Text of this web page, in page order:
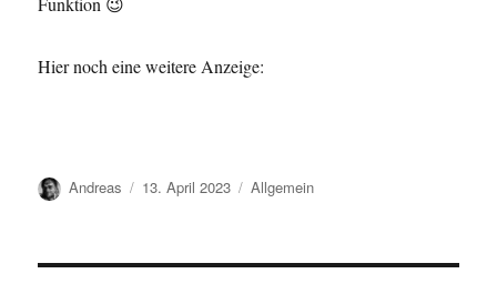
Hier noch eine weitere Anzeige:
Autor
Andreas
Veröffentlicht
13. April 2023 Kategorien
Allgemein